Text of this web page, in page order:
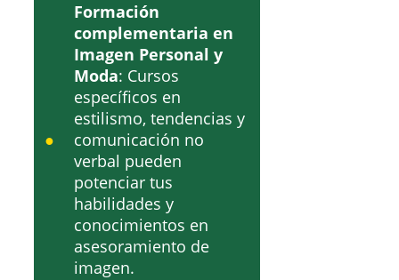
Formación
complementaria en
Imagen Personal y
Moda: Cursos
específicos en
estilismo, tendencias y
comunicación no
verbal pueden
potenciar tus
habilidades y
conocimientos en
asesoramiento de
imagen.